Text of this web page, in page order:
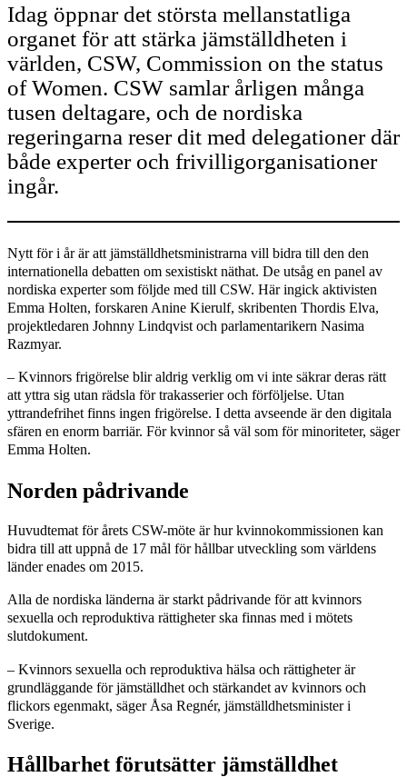
Idag öppnar det största mellanstatliga
organet för att stärka jämställdheten i
världen, CSW, Commission on the status
of Women. CSW samlar årligen många
tusen deltagare, och de nordiska
regeringarna reser dit med delegationer där
både experter och frivilligorganisationer
ingår.
Nytt för i år är att jämställdhetsministrarna vill bidra till den den
internationella debatten om sexistiskt näthat. De utsåg en panel av
nordiska experter som följde med till CSW. Här ingick aktivisten
Emma Holten, forskaren Anine Kierulf, skribenten Thordis Elva,
projektledaren Johnny Lindqvist och parlamentarikern Nasima
Razmyar.
– Kvinnors frigörelse blir aldrig verklig om vi inte säkrar deras rätt
att yttra sig utan rädsla för trakasserier och förföljelse. Utan
yttrandefrihet finns ingen frigörelse. I detta avseende är den digitala
sfären en enorm barriär. För kvinnor så väl som för minoriteter, säger
Emma Holten.
Norden pådrivande
Huvudtemat för årets CSW-möte är hur kvinnokommissionen kan
bidra till att uppnå de 17 mål för hållbar utveckling som världens
länder enades om 2015.
Alla de nordiska länderna är starkt pådrivande för att kvinnors
sexuella och reproduktiva rättigheter ska finnas med i mötets
slutdokument.
– Kvinnors sexuella och reproduktiva hälsa och rättigheter är
grundläggande för jämställdhet och stärkandet av kvinnors och
flickors egenmakt, säger Åsa Regnér, jämställdhetsminister i
Sverige.
Hållbarhet förutsätter jämställdhet